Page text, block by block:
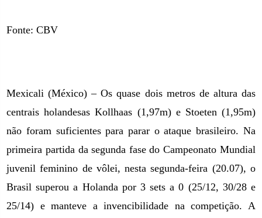
Fonte: CBV
Mexicali (México) – Os quase dois metros de altura das
centrais holandesas Kollhaas (1,97m) e Stoeten (1,95m)
não foram suficientes para parar o ataque brasileiro. Na
primeira partida da segunda fase do Campeonato Mundial
juvenil feminino de vôlei, nesta segunda-feira (20.07), o
Brasil superou a Holanda por 3 sets a 0 (25/12, 30/28 e
25/14) e manteve a invencibilidade na competição. A